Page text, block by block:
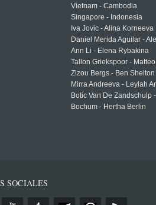
Vietnam - Cambodia
Singapore - Indonesia
Iva Jovic - Alina Korneeva
Daniel Merida Aguilar -
Ann Li - Elena Rybakina
Tallon Griekspoor -
Zizou Bergs - Ben Shelton
Mirra Andreeva - Leylah
Botic Van De Zandschulp
Bochum - Hertha Berlin
SOCIALES